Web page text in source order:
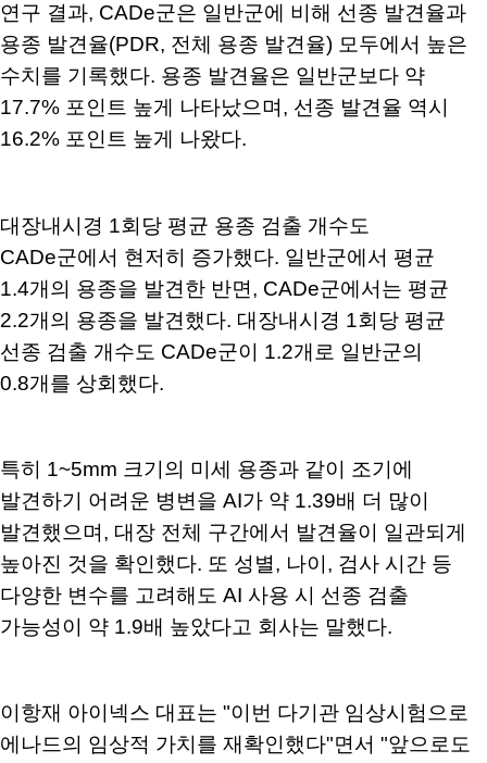
연구 결과, CADe군은 일반군에 비해 선종 발견율과
용종 발견율(PDR, 전체 용종 발견율) 모두에서 높은
수치를 기록했다. 용종 발견율은 일반군보다 약
17.7% 포인트 높게 나타났으며, 선종 발견율 역시
16.2% 포인트 높게 나왔다.
대장내시경 1회당 평균 용종 검출 개수도
CADe군에서 현저히 증가했다. 일반군에서 평균
1.4개의 용종을 발견한 반면, CADe군에서는 평균
2.2개의 용종을 발견했다. 대장내시경 1회당 평균
선종 검출 개수도 CADe군이 1.2개로 일반군의
0.8개를 상회했다.
특히 1~5mm 크기의 미세 용종과 같이 조기에
발견하기 어려운 병변을 AI가 약 1.39배 더 많이
발견했으며, 대장 전체 구간에서 발견율이 일관되게
높아진 것을 확인했다. 또 성별, 나이, 검사 시간 등
다양한 변수를 고려해도 AI 사용 시 선종 검출
가능성이 약 1.9배 높았다고 회사는 말했다.
이항재 아이넥스 대표는 "이번 다기관 임상시험으로
에나드의 임상적 가치를 재확인했다"면서 "앞으로도